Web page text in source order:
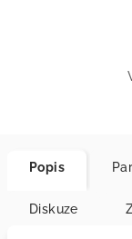
Popis
Diskuze